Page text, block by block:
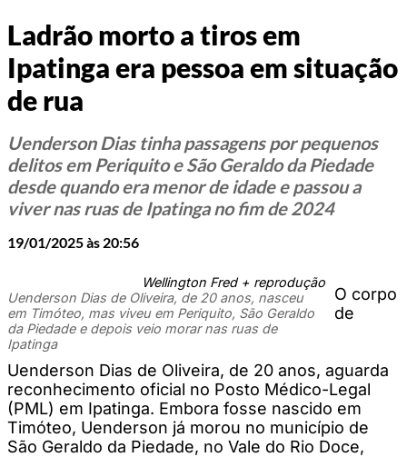
Ladrão morto a tiros em
Ipatinga era pessoa em situação
de rua
Uenderson Dias tinha passagens por pequenos
delitos em Periquito e São Geraldo da Piedade
desde quando era menor de idade e passou a
viver nas ruas de Ipatinga no fim de 2024
19/01/2025 às 20:56
Wellington Fred + reprodução
Uenderson Dias de Oliveira, de 20 anos, nasceu
em Timóteo, mas viveu em Periquito, São Geraldo
da Piedade e depois veio morar nas ruas de
Ipatinga
O corpo
de
Uenderson Dias de Oliveira, de 20 anos, aguarda
reconhecimento oficial no Posto Médico-Legal
(PML) em Ipatinga. Embora fosse nascido em
Timóteo, Uenderson já morou no município de
São Geraldo da Piedade, no Vale do Rio Doce,